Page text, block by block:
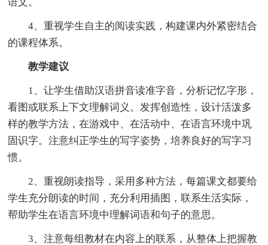
4、重视学生自主的阅读实践，构建课内外紧密结合
的课程体系。
教学建议
1、让学生借助汉语拼音读准字音，分析记忆字形，
看图或联系上下文理解词义。发挥创造性，设计活泼多
样的教学方法，在游戏中、在活动中、在语言环境中巩
固识字。注意纠正学生的写字姿势，培养良好的写字习
惯。
2、重视朗读指导，采用多种方法，每篇课文都要给
学生充分朗读的时间，充分利用插图，联系生活实际，
帮助学生在语言环境中理解词语和句子的意思。
3、注意每组教材在内容上的联系，从整体上把握教